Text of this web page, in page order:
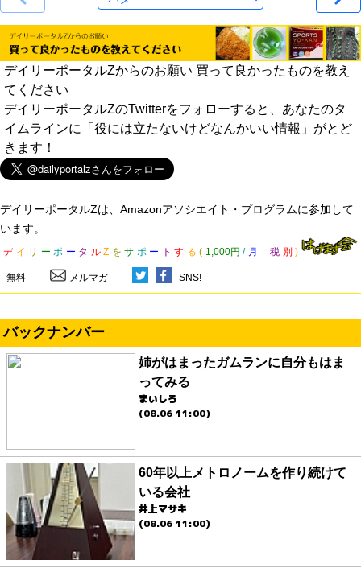
デイリーポータルZからのお願い 買って良かったものを教え
てください
デイリーポータルZのTwitterをフォローすると、あなたのタ
イムラインに「役には立たないけどなんかいい情報」がとど
きます！
デイリーポータルZは、Amazonアソシエイト・プログラムに参加して
います。
デ イ リ ー ポ ー タ ル Z を サ ポ ー ト す る ( 1,000円 / 月 税 別 )
無料 メルマガ SNS!
バックナンバー
姉がはまったガムランに自分もはま
ってみる
まいしろ
(08.06 11:00)
60年以上メトロノームを作り続けて
いる会社
井上マサキ
(08.06 11:00)